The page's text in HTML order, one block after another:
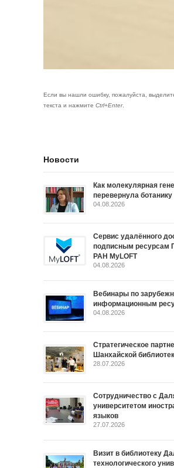
Если вы нашли ошибку, пожалуйста,
текста и нажмите Ctrl+Enter.
Новости
Как молекулярная
перевернула ботанику
04.08.2026
Сервис удалённого
подписным ресурсам
РАН MyLOFT
04.08.2026
Вебинары по
информационным
04.08.2026
Стратегическое
Шанхайской
28.07.2026
Сотрудничество с
университетом
языков
27.07.2026
Визит в библиотеку
технологического